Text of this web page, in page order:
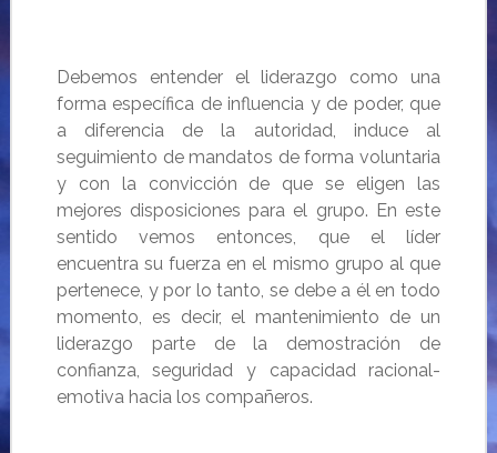
Debemos entender el liderazgo como una
forma específica de influencia y de poder, que
a diferencia de la autoridad, induce al
seguimiento de mandatos de forma voluntaria
y con la convicción de que se eligen las
mejores disposiciones para el grupo. En este
sentido vemos entonces, que el líder
encuentra su fuerza en el mismo grupo al que
pertenece, y por lo tanto, se debe a él en todo
momento, es decir, el mantenimiento de un
liderazgo parte de la demostración de
confianza, seguridad y capacidad racional-
emotiva hacia los compañeros.